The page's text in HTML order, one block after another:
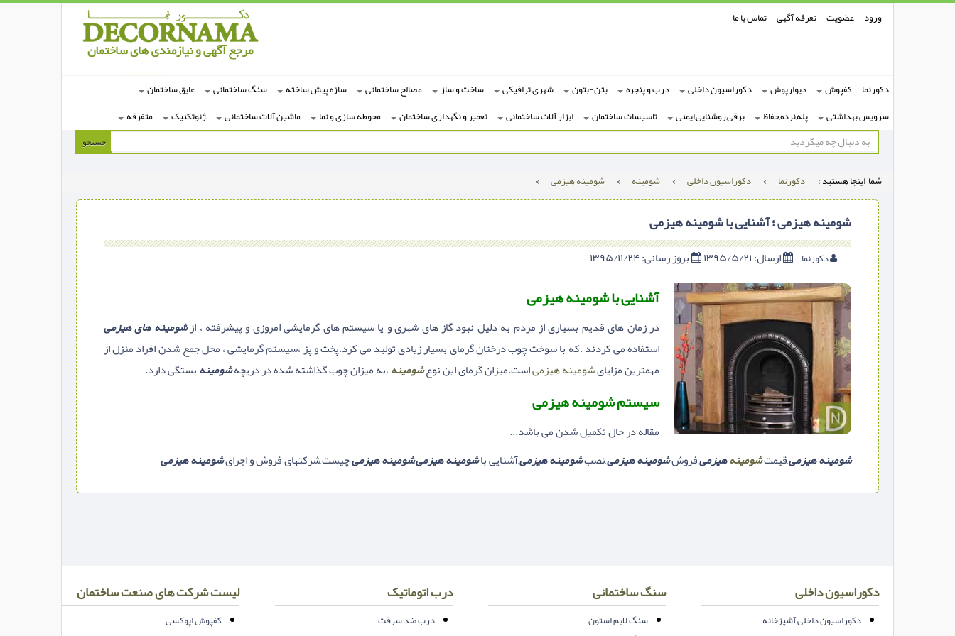
ورود عضویت تعرفه آگهی تماس با ما
دکورنما کفپوش دیوارپوش دکوراسیون داخلی درب و پنجره بتن-بتون شهری ترافیکی ساخت و ساز مصالح ساختمانی سازه پیش ساخته سنگ ساختمانی
عایق ساختمان
سرویس بهداشتی
پله,نرده,حفاظ برقی,روشنایی,ایمنی تاسیسات ساختمان ابزار آلات ساختمانی تعمیر و نگهداری ساختمان محوطه سازی و نما ماشین آلات ساختمانی ژئوتکنیک متفرقه
جستجو
شما اینجا هستید : دکورنما > دکوراسیون داخلی > شومینه > شومینه هیزمی >
شومینه هیزمی ؛ آشنایی با شومینه هیزمی
دکورنما ارسال:۱۳۹۵/۵/۲۱ بروز رسانی:
آشنایی با شومینه هیزمی
در زمان های قدیم بسیاری از مردم به دلیل نبود گاز های شهری و یا سیستم های گرمایشی امروزی و پیشرفته ، ازشومینه های هیزمی
استفاده می کردند .که با سوخت چوب درختان گرمای بسیار زیادی تولید می کرد.پخت و پز ،سیستم گرمایشی ، محل جمع شدن افراد منزل از
مهمترین مزایایشومینه هیزمیاست.میزان گرمای این نوعشومینه،به میزان چوب گذاشته شده در دریچهشومینهبستگی دارد.
سیستم شومینه هیزمی
مقاله در حال تکمیل شدن می باشد...
شومینه هیزمی,قیمتشومینههیزمی,فروششومینه هیزمی,نصبشومینه هیزمی,آشنایی باشومینه هیزمی,شومینه هیزمیچیست,شرکتهای فروش و اجرایشومینه هیزمی
دکوراسیون داخلی
دکوراسیون داخلی آشپزخانه
سنگ ساختمانی
سنگ لایم استون
درب اتوماتیک
درب ضد سرقت
لیست شرکت های صنعت ساختمان
کفپوش اپوکسی